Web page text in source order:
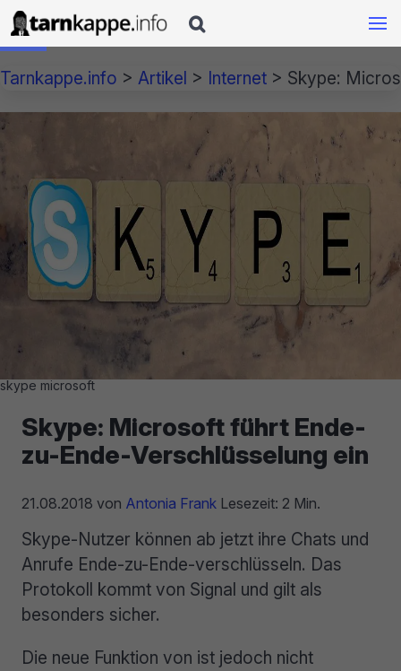

Tarnkappe.info > Artikel > Internet > Skype:
skype microsoft
Skype: Microsoft führt Ende-
zu-Ende-Verschlüsselung ein
21.08.2018 von Antonia Frank Lesezeit: 2 Min.
Skype-Nutzer können ab jetzt ihre Chats und
Anrufe Ende-zu-Ende-verschlüsseln. Das
Protokoll kommt von Signal und gilt als
besonders sicher.
Die neue Funktion von ist jedoch nicht